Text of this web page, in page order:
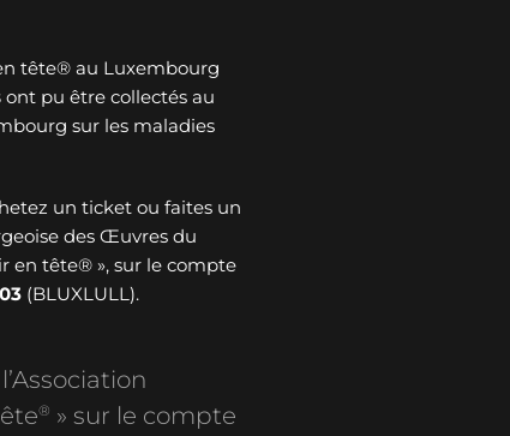
tête® au Luxembourg
ont pu être collectés au
sur les maladies
un ticket ou faites un
des Œuvres du
en tête® », sur le compte
(BLUXLULL).
® » sur le compte